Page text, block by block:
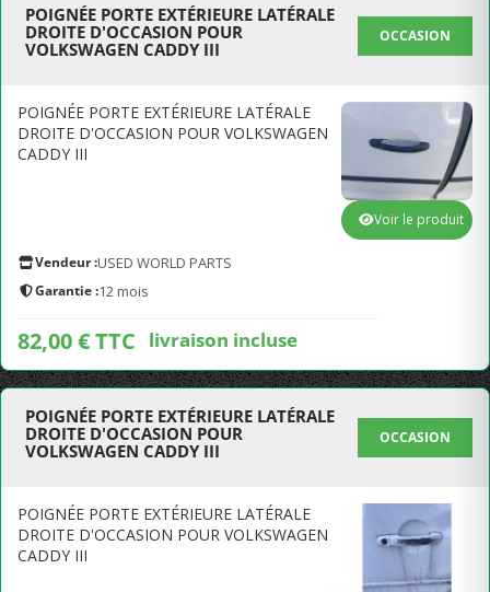
POIGNÉE PORTE EXTÉRIEURE LATÉRALE
DROITE D'OCCASION POUR
VOLKSWAGEN CADDY III
OCCASION
POIGNÉE PORTE EXTÉRIEURE LATÉRALE
DROITE D'OCCASION POUR VOLKSWAGEN
CADDY III
Vendeur :USED WORLD PARTS
Garantie :12 mois
82,00 € TTC livraison incluse
Voir le produit
POIGNÉE PORTE EXTÉRIEURE LATÉRALE
DROITE D'OCCASION POUR
VOLKSWAGEN CADDY III
OCCASION
POIGNÉE PORTE EXTÉRIEURE LATÉRALE
DROITE D'OCCASION POUR VOLKSWAGEN
CADDY III